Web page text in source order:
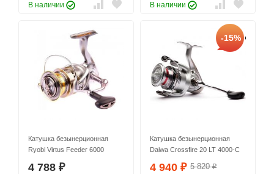
В наличии В наличии
Катушка безынерционная
Ryobi Virtus Feeder 6000
4 788 ₽
-15%
Катушка безынерционная
Daiwa Crossfire 20 LT 4000-С
4 940 ₽ 5 820₽